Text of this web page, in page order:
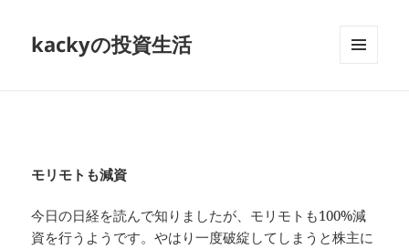
kackyの投資生活
モリモトも減資
今日の日経を読んで知りましたが、モリモトも100%減
資を行うようです。やはり一度破綻してしまうと株主に